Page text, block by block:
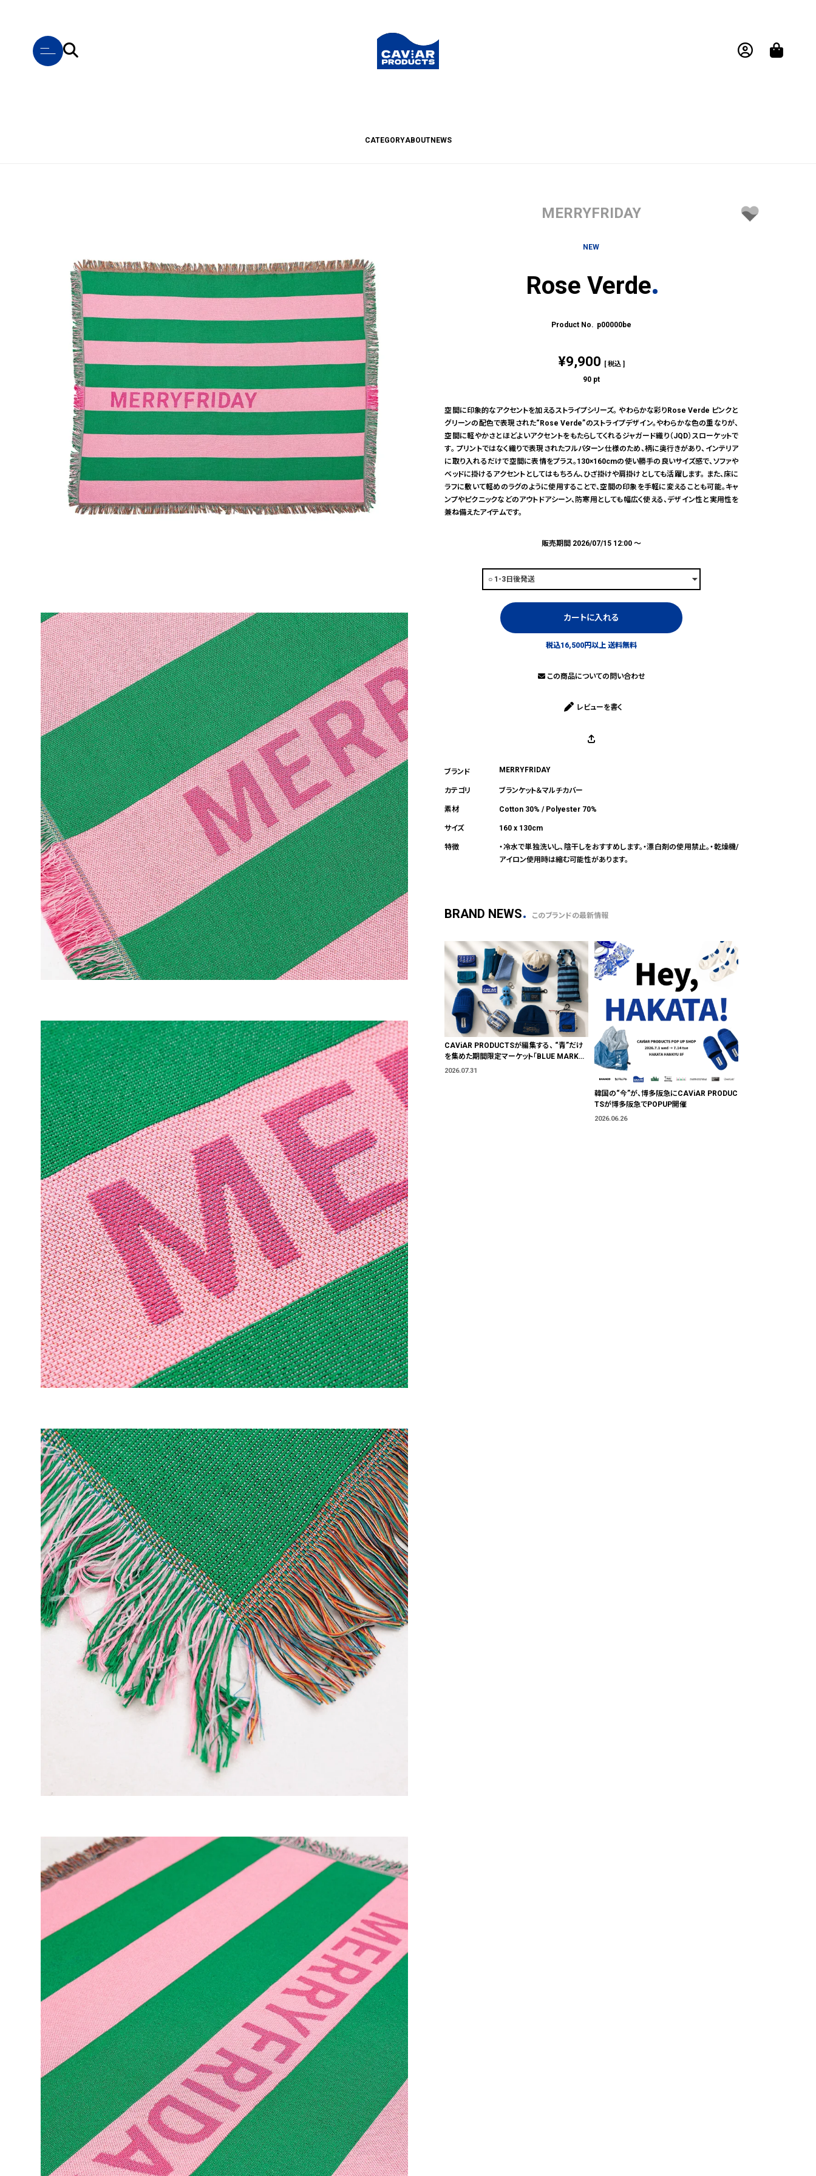
CATEGORYABOUTNEWS
MERRYFRIDAY
NEW
Rose Verde
p00000be
¥9,900 税込
90 pt
空間に印象的なアクセントを加えるストライプシリーズ。 やわらかな彩りRose Verde ピンクと
グリーンの配色で表現された“Rose Verde”のストライプデザイン。やわらかな色の重なりが、
空間に軽やかさとほどよいアクセントをもたらしてくれるジャガード織り（JQD）スローケットで
す。 プリントではなく織りで表現されたフルパターン仕様のため、柄に奥行きがあり、インテリア
に取り入れるだけで空間に表情をプラス。130×160cmの使い勝手の良いサイズ感で、ソファや
ベッドに掛けるアクセントとしてはもちろん、ひざ掛けや肩掛けとしても活躍します。 また、床に
ラフに敷いて軽めのラグのように使用することで、空間の印象を手軽に変えることも可能。キャ
ンプやピクニックなどのアウトドアシーン、防寒用としても幅広く使える、デザイン性と実用性を
兼ね備えたアイテムです。
販売期間 2026/07/15 12:00〜
カートに入れる
税込16,500円以上 送料無料
この商品についての問い合わせ
レビューを書く
MERRYFRIDAY
ブランケット＆マルチカバー
Cotton 30% / Polyester 70%
160 x 130cm
・冷水で単独洗いし、陰干しをおすすめします。・漂白剤の使用禁止。・乾燥機/
アイロン使用時は縮む可能性があります。
BRAND NEWS このブランドの最新情報
CAViAR PRODUCTSが編集する、 “青”だけ
を集めた期間限定マーケット「BLUE MARKE
T」が横浜に。ブランドではなく、"色"から出会
2026.07.31
韓国の“今”が、博多阪急にCAViAR PRODUC
TSが博多阪急でPOPUP開催
2026.06.26